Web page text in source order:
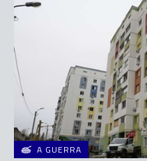
A GUERRA